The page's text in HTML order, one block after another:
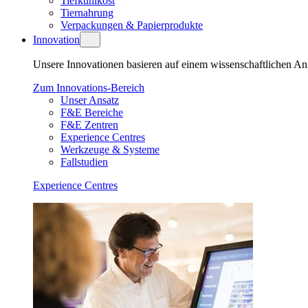
Tiernahrung
Verpackungen & Papierprodukte
Innovation
Unsere Innovationen basieren auf einem wissenschaftlichen
Zum Innovations-Bereich
Unser Ansatz
F&E Bereiche
F&E Zentren
Experience Centres
Werkzeuge & Systeme
Fallstudien
Experience Centres